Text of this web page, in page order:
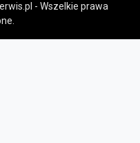
- Wszelkie prawa